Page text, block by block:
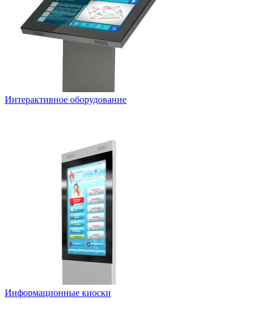
Интерактивное оборудование
Информационные киоски